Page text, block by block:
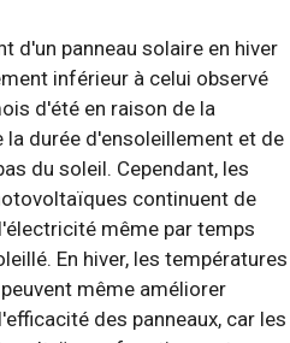
d'un panneau solaire en hiver
inférieur à celui observé
d'été en raison de la
la durée d'ensoleillement et de
du soleil. Cependant, les
continuent de
même par temps
En hiver, les températures
même améliorer
des panneaux, car les